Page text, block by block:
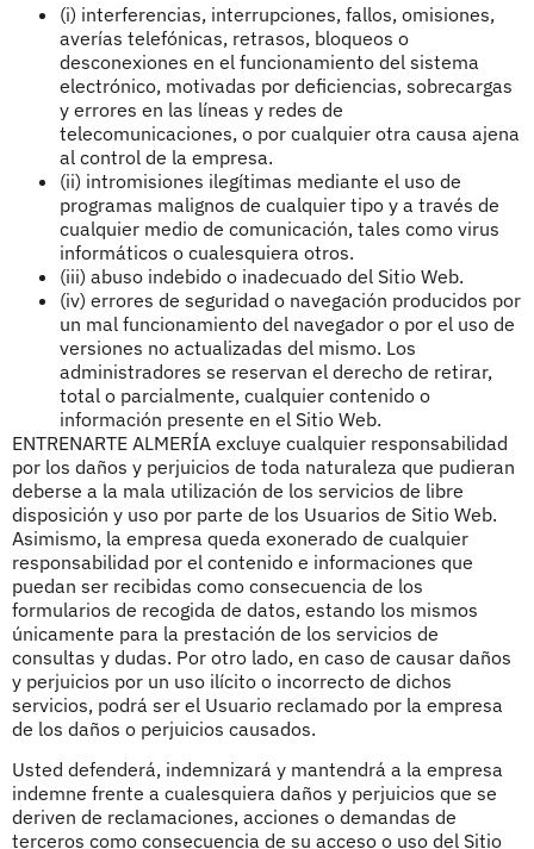
(i) interferencias, interrupciones, fallos, omisiones,
averías telefónicas, retrasos, bloqueos o
desconexiones en el funcionamiento del sistema
electrónico, motivadas por deficiencias, sobrecargas
y errores en las líneas y redes de
telecomunicaciones, o por cualquier otra causa ajena
al control de la empresa.
(ii) intromisiones ilegítimas mediante el uso de
programas malignos de cualquier tipo y a través de
cualquier medio de comunicación, tales como virus
informáticos o cualesquiera otros.
(iii) abuso indebido o inadecuado del Sitio Web.
(iv) errores de seguridad o navegación producidos por
un mal funcionamiento del navegador o por el uso de
versiones no actualizadas del mismo. Los
administradores se reservan el derecho de retirar,
total o parcialmente, cualquier contenido o
información presente en el Sitio Web.
ENTRENARTE ALMERÍA excluye cualquier responsabilidad
por los daños y perjuicios de toda naturaleza que pudieran
deberse a la mala utilización de los servicios de libre
disposición y uso por parte de los Usuarios de Sitio Web.
Asimismo, la empresa queda exonerado de cualquier
responsabilidad por el contenido e informaciones que
puedan ser recibidas como consecuencia de los
formularios de recogida de datos, estando los mismos
únicamente para la prestación de los servicios de
consultas y dudas. Por otro lado, en caso de causar daños
y perjuicios por un uso ilícito o incorrecto de dichos
servicios, podrá ser el Usuario reclamado por la empresa
de los daños o perjuicios causados.
Usted defenderá, indemnizará y mantendrá a la empresa
indemne frente a cualesquiera daños y perjuicios que se
deriven de reclamaciones, acciones o demandas de
terceros como consecuencia de su acceso o uso del Sitio